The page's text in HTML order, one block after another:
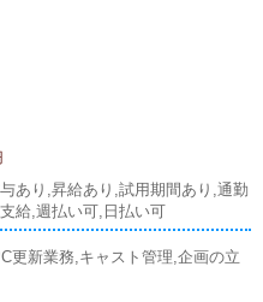
あり,昇給あり,試用期間あり,通勤
給,週払い可,日払い可
更新業務,キャスト管理,企画の立